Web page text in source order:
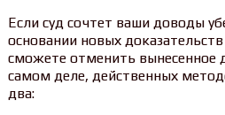
Если суд сочтет ваши доводы
основании новых
сможете отменить вынесенное
самом деле, действенных
два: